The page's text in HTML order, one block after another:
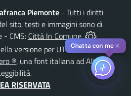
Piemonte - Tutti i diritti
sito, testi e immagini sono di
- CMS: Città In Comune
versione per UTENTI CON
®, una font italiana ad Alta
RISERVATA
Chatta con me ✕